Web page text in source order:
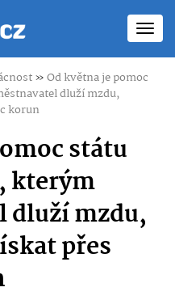
»Od května je pomoc
dluží mzdu,
korun
státu
kterým
dluží mzdu,
přes